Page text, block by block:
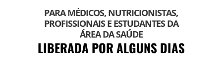
PARA MÉDICOS, NUTRICIONISTAS,
PROFISSIONAIS E ESTUDANTES DA
ÁREA DA SAÚDE
LIBERADA POR ALGUNS DIAS